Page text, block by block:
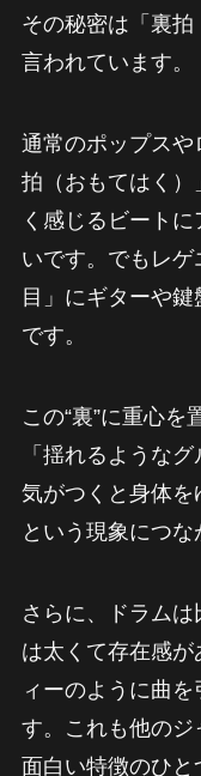
その秘密は「裏拍
言われています。
通常のポップス
拍（おもてはく
く感じるビート
いです。でもレ
目」にギターや
です。
この“裏”に重心
「揺れるような
気がつくと身体を
という現象につな
さらに、ドラム
は太くて存在感
ィーのように曲
す。これも他の
面白い特徴のひと